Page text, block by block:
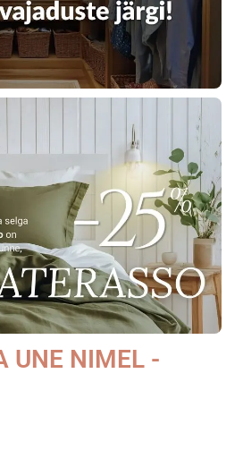
UNE NIMEL -